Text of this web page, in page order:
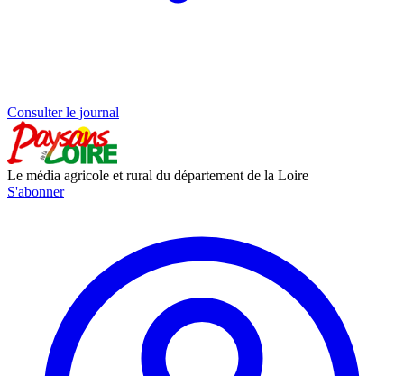
Consulter le journal
Le média agricole et rural du département de la Loire
S'abonner